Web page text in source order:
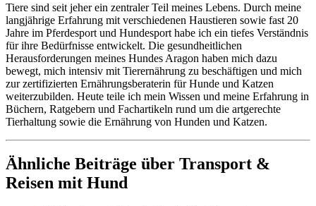
Tiere sind seit jeher ein zentraler Teil meines Lebens. Durch meine
langjährige Erfahrung mit verschiedenen Haustieren sowie fast 20
Jahre im Pferdesport und Hundesport habe ich ein tiefes Verständnis
für ihre Bedürfnisse entwickelt. Die gesundheitlichen
Herausforderungen meines Hundes Aragon haben mich dazu
bewegt, mich intensiv mit Tierernährung zu beschäftigen und mich
zur zertifizierten Ernährungsberaterin für Hunde und Katzen
weiterzubilden. Heute teile ich mein Wissen und meine Erfahrung in
Büchern, Ratgebern und Fachartikeln rund um die artgerechte
Tierhaltung sowie die Ernährung von Hunden und Katzen.
Ähnliche Beiträge über Transport &
Reisen mit Hund